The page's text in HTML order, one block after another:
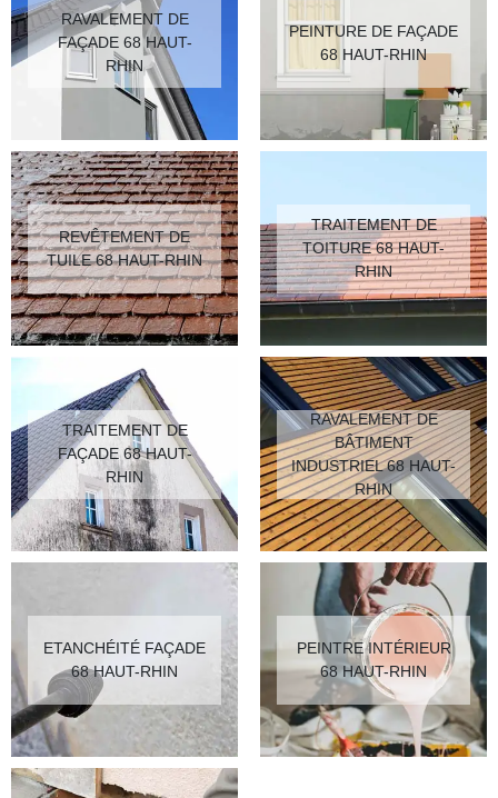
RAVALEMENT DE
FAÇADE 68 HAUT-
RHIN
PEINTURE DE FAÇADE
68 HAUT-RHIN
REVÊTEMENT DE
TUILE 68 HAUT-RHIN
TRAITEMENT DE
TOITURE 68 HAUT-
RHIN
TRAITEMENT DE
FAÇADE 68 HAUT-
RHIN
RAVALEMENT DE
BÂTIMENT
INDUSTRIEL 68 HAUT-
RHIN
ETANCHÉITÉ FAÇADE
68 HAUT-RHIN
PEINTRE INTÉRIEUR
68 HAUT-RHIN